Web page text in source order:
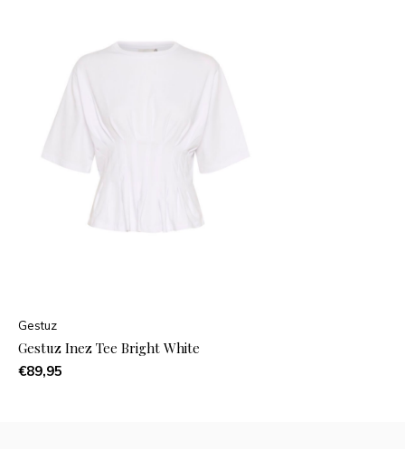
Gestuz
Gestuz Inez Tee Bright White
€89,95